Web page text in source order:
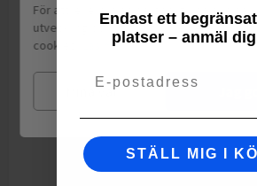
För att leverera en personlig upplevelse,
utveckling och ha sociala medier-koppling
cookies.
Läs mer
Mina val
Endast ett
platser – anmäl
STÄLL MIG I